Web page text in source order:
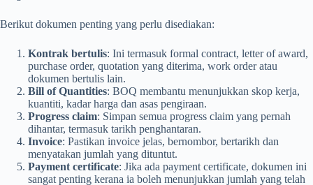
Berikut dokumen penting yang perlu disediakan:
Kontrak bertulis: Ini termasuk formal contract, letter of award,
purchase order, quotation yang diterima, work order atau
dokumen bertulis lain.
Bill of Quantities: BOQ membantu menunjukkan skop kerja,
kuantiti, kadar harga dan asas pengiraan.
Progress claim: Simpan semua progress claim yang pernah
dihantar, termasuk tarikh penghantaran.
Invoice: Pastikan invoice jelas, bernombor, bertarikh dan
menyatakan jumlah yang dituntut.
Payment certificate: Jika ada payment certificate, dokumen ini
sangat penting kerana ia boleh menunjukkan jumlah yang telah